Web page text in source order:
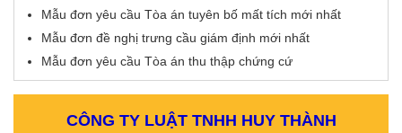
Mẫu đơn yêu cầu Tòa án tuyên bố mất tích mới nhất
Mẫu đơn đề nghị trưng cầu giám định mới nhất
Mẫu đơn yêu cầu Tòa án thu thập chứng cứ
CÔNG TY LUẬT TNHH HUY THÀNH